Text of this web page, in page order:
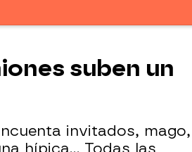
suben un
invitados, mago,
hípica… Todas las